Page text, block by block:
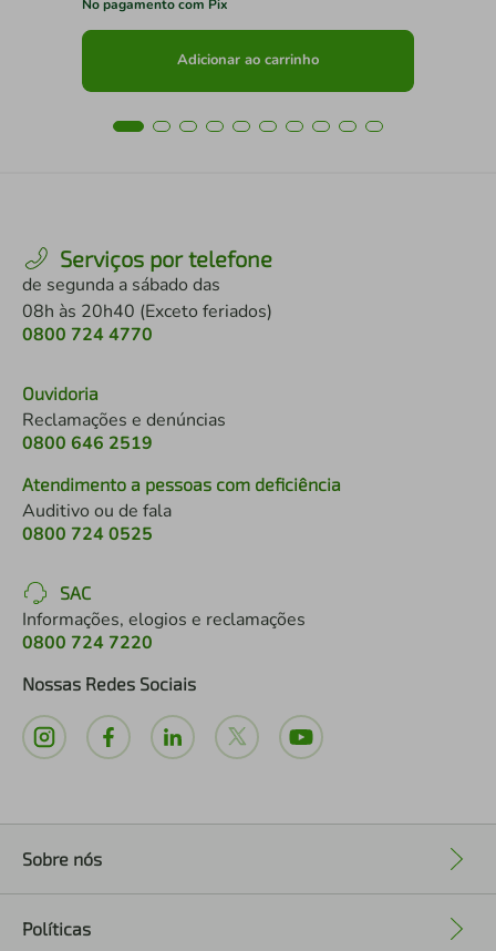
No pagamento com Pix
Adicionar ao carrinho
Serviços por telefone
de segunda a sábado das
08h às 20h40 (Exceto feriados)
0800 724 4770
Ouvidoria
Reclamações e denúncias
0800 646 2519
Atendimento a pessoas com deficiência
Auditivo ou de fala
0800 724 0525
SAC
Informações, elogios e reclamações
0800 724 7220
Nossas Redes Sociais
Sobre nós
Políticas